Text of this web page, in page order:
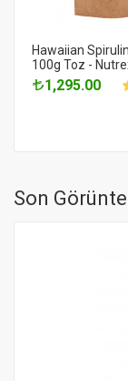
Hawaiian
100g Toz -
1,295.00
Son